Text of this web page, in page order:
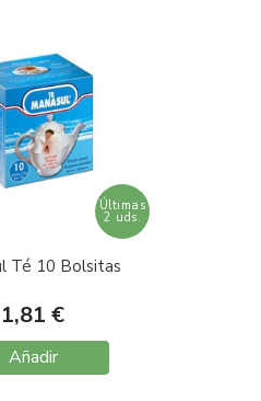
Últimas
2 uds.
Té 10 Bolsitas
1,81 €
Añadir